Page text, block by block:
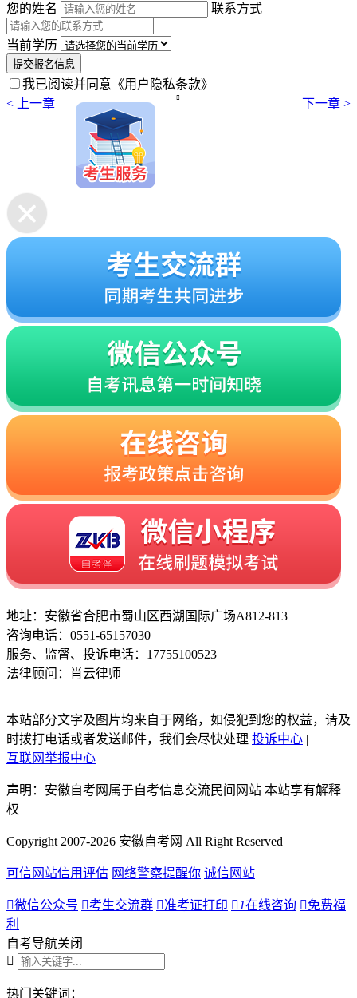
您的姓名 联系方式
当前学历
提交报名信息
我已阅读并同意 《用户隐私条款》
< 上一章
 下一章 >
地址：安徽省合肥市蜀山区西湖国际广场A812-813
咨询电话：0551-65157030
服务、监督、投诉电话：17755100523
法律顾问：肖云律师
本站部分文字及图片均来自于网络，如侵犯到您的权益，请及
时拨打电话或者发送邮件，我们会尽快处理 投诉中心 |
互联网举报中心 |
声明：安徽自考网属于自考信息交流民间网站 本站享有解释
权
Copyright 2007-2026 安徽自考网 All Right Reserved
可信网站信用评估 网络警察提醒你 诚信网站
微信公众号 考生交流群 准考证打印  1在线咨询 免费福
利
自考导航关闭

热门关键词：